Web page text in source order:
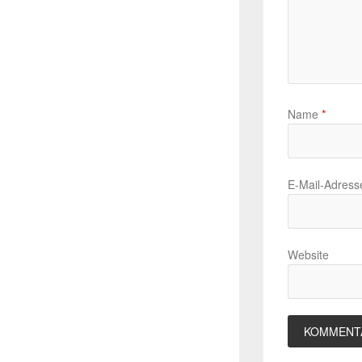
Name *
E-Mail-
Website